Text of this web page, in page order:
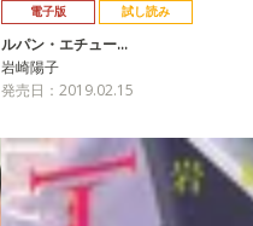
電子版 試し読み
ルパン・エチュー…
岩崎陽子
発売日：2019.02.15